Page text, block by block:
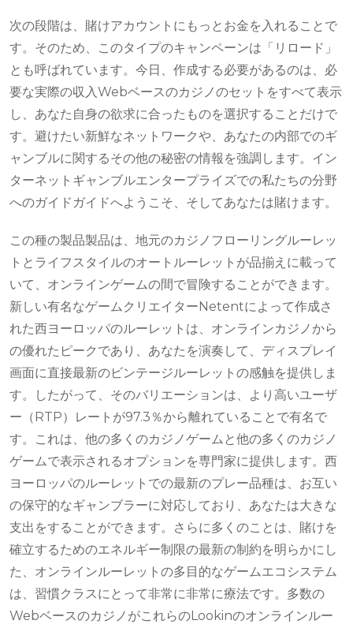
次の段階は、賭けアカウントにもっとお金を入れることで
す。そのため、このタイプのキャンペーンは「リロード」
とも呼ばれています。今日、作成する必要があるのは、必
要な実際の収入Webベースのカジノのセットをすべて表示
し、あなた自身の欲求に合ったものを選択することだけで
す。避けたい新鮮なネットワークや、あなたの内部でのギ
ャンブルに関するその他の秘密の情報を強調します。イン
ターネットギャンブルエンタープライズでの私たちの分野
へのガイドガイドへようこそ、そしてあなたは賭けます。
この種の製品製品は、地元のカジノフローリングルーレッ
トとライフスタイルのオートルーレットが品揃えに載って
いて、オンラインゲームの間で冒険することができます。
新しい有名なゲームクリエイターNetentによって作成さ
れた西ヨーロッパのルーレットは、オンラインカジノから
の優れたピークであり、あなたを演奏して、ディスプレイ
画面に直接最新のビンテージルーレットの感触を提供しま
す。したがって、そのバリエーションは、より高いユーザ
ー（RTP）レートが97.3％から離れていることで有名で
す。これは、他の多くのカジノゲームと他の多くのカジノ
ゲームで表示されるオプションを専門家に提供します。西
ヨーロッパのルーレットでの最新のプレー品種は、お互い
の保守的なギャンブラーに対応しており、あなたは大きな
支出をすることができます。さらに多くのことは、賭けを
確立するためのエネルギー制限の最新​​の制約を明らかにし
た、オンラインルーレットの多目的なゲームエコシステム
は、習慣クラスにとって非常に非常に療法です。多数の
WebベースのカジノがこれらのLookinのオンラインルー